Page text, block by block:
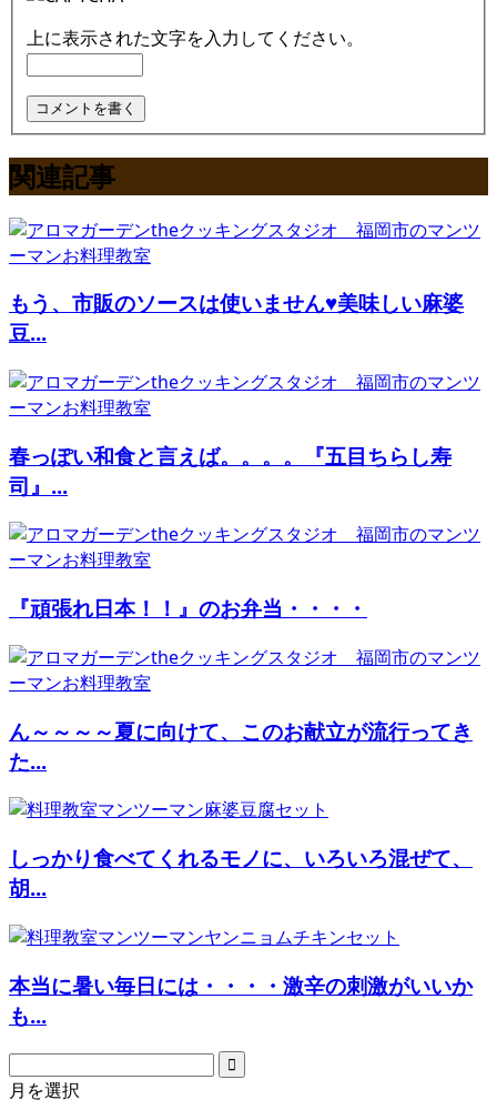
上に表示された文字を入力してください。
関連記事
もう、市販のソースは使いません♥美味しい麻婆
豆...
春っぽい和食と言えば。。。。『五目ちらし寿
司』...
『頑張れ日本！！』のお弁当・・・・
ん～～～～夏に向けて、このお献立が流行ってき
た...
しっかり食べてくれるモノに、いろいろ混ぜて、
胡...
本当に暑い毎日には・・・・激辛の刺激がいいか
も...
月を選択